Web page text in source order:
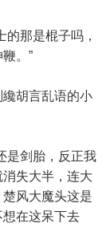
那是棍子吗，
。”
胡言乱语的小
是剑胎，反正我
失大半，连大
风大魔头这是
在这呆下去